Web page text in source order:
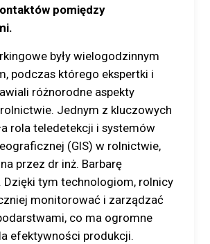
pomiędzy
były wielogodzinnym
podczas którego ekspertki i
różnorodne aspekty
Jednym z kluczowych
rola teledetekcji i systemów
(GIS) w rolnictwie,
przez dr inż. Barbarę
Dzięki tym technologiom, rolnicy
monitorować i zarządzać
co ma ogromne
efektywności produkcji.